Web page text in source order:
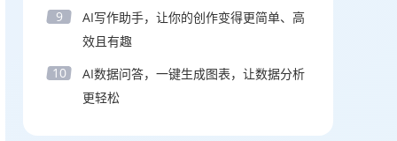
9
AI写作助手，让你的创作变得更简单、高
效且有趣
10
AI数据问答，一键生成图表，让数据分析
更轻松